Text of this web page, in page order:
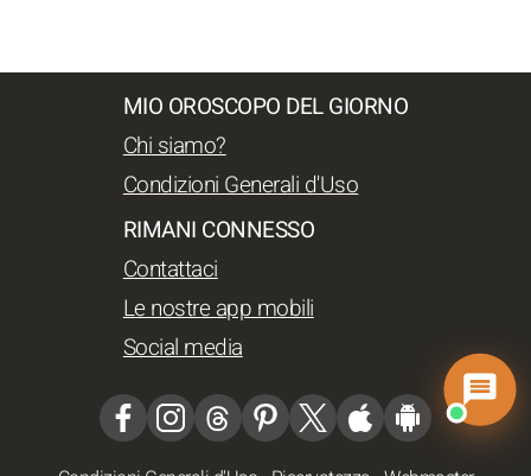
MIO OROSCOPO DEL GIORNO
Chi siamo?
Condizioni Generali d'Uso
RIMANI CONNESSO
Contattaci
Le nostre app mobili
Social media